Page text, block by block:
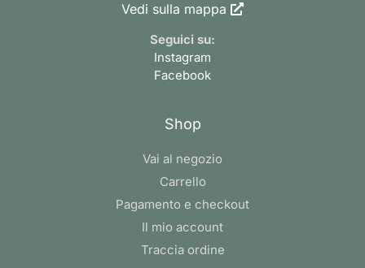
Vedi sulla mappa
Seguici su:
Instagram
Facebook
Shop
Vai al negozio
Carrello
Pagamento e checkout
Il mio account
Traccia ordine